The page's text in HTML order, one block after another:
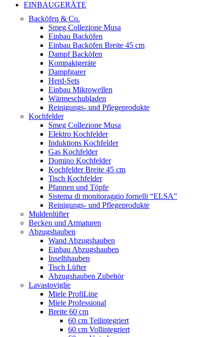
EINBAUGERÄTE
Backöfen & Co.
Smeg Collezione Musa
Einbau Backöfen
Einbau Backöfen Breite 45 cm
Dampf Backöfen
Kompaktgeräte
Dampfgarer
Herd-Sets
Einbau Mikrowellen
Wärmeschubladen
Reinigungs- und Pflegeprodukte
Kochfelder
Smeg Collezione Musa
Elektro Kochfelder
Induktions Kochfelder
Gas Kochfelder
Domino Kochfelder
Kochfelder Breite 45 cm
Tisch Kochfelder
Pfannen und Töpfe
Sistema di monitoraggio fornelli “ELSA”
Reinigungs- und Pflegeprodukte
Muldenlüfter
Becken und Armaturen
Abzugshauben
Wand Abzugshauben
Einbau Abzugshauben
Inselhhauben
Tisch Lüfter
Abzugshauben Zubehör
Lavastoviglie
Miele ProfiLine
Miele Professional
Breite 60 cm
60 cm Teilintegriert
60 cm Vollintegriert